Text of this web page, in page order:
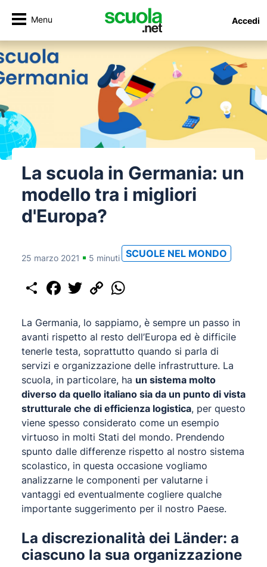
Menu Accedi
La scuola in Germania: un
modello tra i migliori
d'Europa?
25 marzo 2021 5 minuti SCUOLE NEL MONDO
Share Facebook
Twitter Copy
Link
La Germania, lo sappiamo, è sempre un passo in
avanti rispetto al resto dell’Europa ed è difficile
tenerle testa, soprattutto quando si parla di
servizi e organizzazione delle infrastrutture. La
scuola, in particolare, ha un sistema molto
diverso da quello italiano sia da un punto di vista
strutturale che di efficienza logistica, per questo
viene spesso considerato come un esempio
virtuoso in molti Stati del mondo. Prendendo
spunto dalle differenze rispetto al nostro sistema
scolastico, in questa occasione vogliamo
analizzarne le componenti per valutarne i
vantaggi ed eventualmente cogliere qualche
importante suggerimento per il nostro Paese.
La discrezionalità dei Länder: a
ciascuno la sua organizzazione